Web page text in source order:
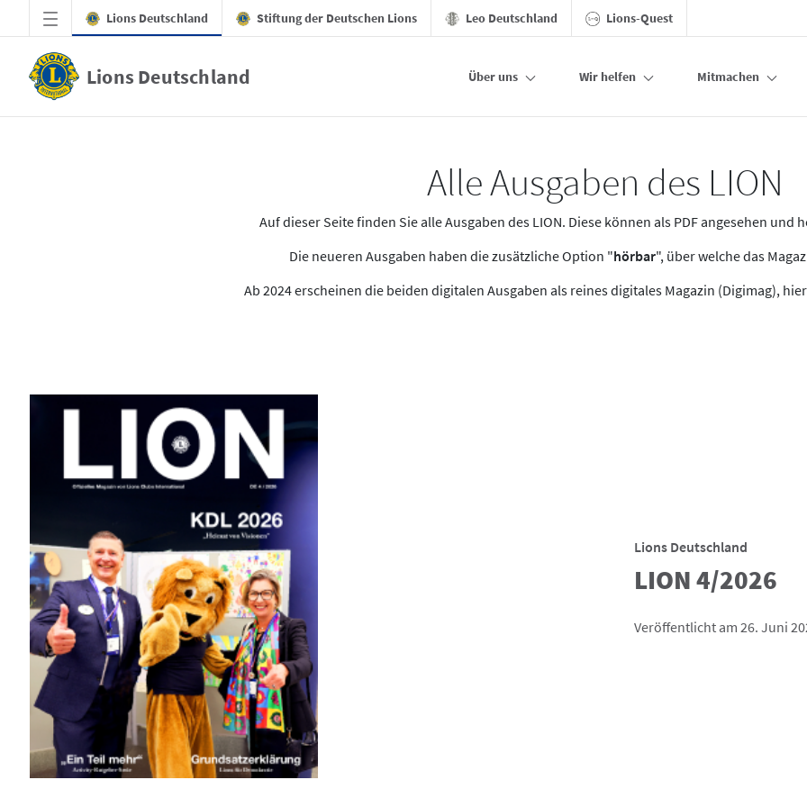
Zum Hauptinhalt springen
Lions Deutschland Stiftung der Deutschen Lions Leo Deutschland Lions-Quest
Lions Deutschland Über uns Wir helfen Mitmachen
Alle Ausgaben des LION
Auf dieser Seite finden Sie alle Ausgaben des LION. Diese können als PDF angesehen und
Die neueren Ausgaben haben die zusätzliche Option "hörbar", über welche das
Ab 2024 erscheinen die beiden digitalen Ausgaben als reines digitales Magazin (Digimag),
Lions Deutschland
LION 4/2026
Veröffentlicht am 26. Juni